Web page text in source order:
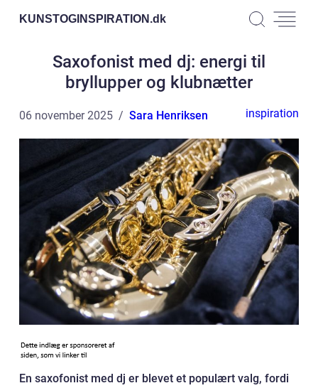
KUNSTOGINSPIRATION.dk
Saxofonist med dj: energi til
bryllupper og klubnætter
06 november 2025 Sara Henriksen inspiration
En saxofonist med dj er blevet et populært valg, fordi